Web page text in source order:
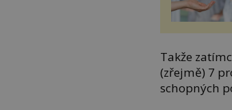
Takže
(zřejmě) 7
schopných